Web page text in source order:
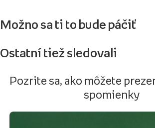
Možno sa ti to bude páčiť
Ostatní tiež sledovali
Pozrite sa, ako môžete
spomienky